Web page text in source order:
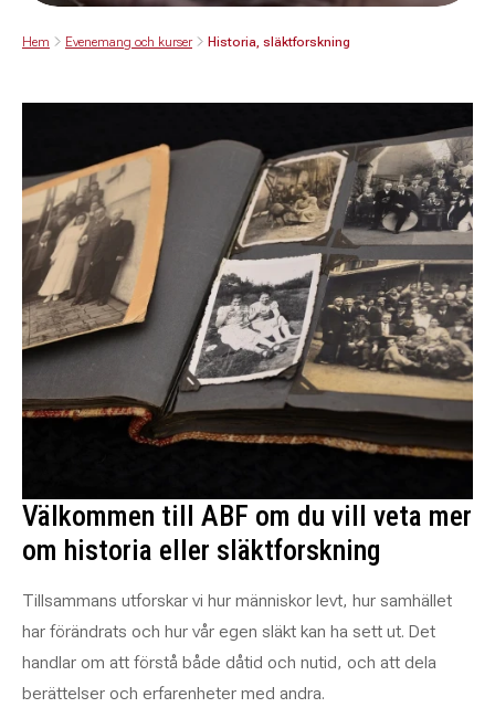
Hem Evenemang och kurser Historia, släktforskning
Välkommen till ABF om du vill veta mer
om historia eller släktforskning
Tillsammans utforskar vi hur människor levt, hur samhället
har förändrats och hur vår egen släkt kan ha sett ut. Det
handlar om att förstå både dåtid och nutid, och att dela
berättelser och erfarenheter med andra.